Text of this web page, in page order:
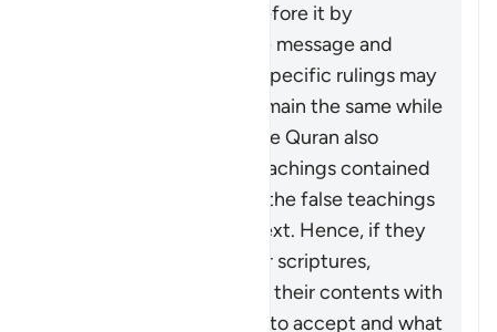
divine books revealed before it by
upholding the same core message and
teachings even though specific rulings may
change. Some rulings remain the same while
others are abrogated. The Quran also
distinguishes the true teachings contained
in these scriptures from the false teachings
and corruptions of the text. Hence, if they
are ever looking at earlier scriptures,
Muslims should compare their contents with
the Quran to know what to accept and what